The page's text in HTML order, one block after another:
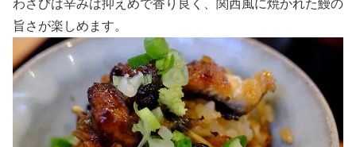
わさびは辛みは抑えめで香り良く、関西風に焼かれた鰻の
旨さが楽しめます。